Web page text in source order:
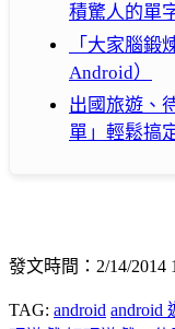
積驚人的單
「大家腦鍛
Android）
出國旅遊、
單」輕鬆搞
發文時間：2/14/2014
TAG: android android